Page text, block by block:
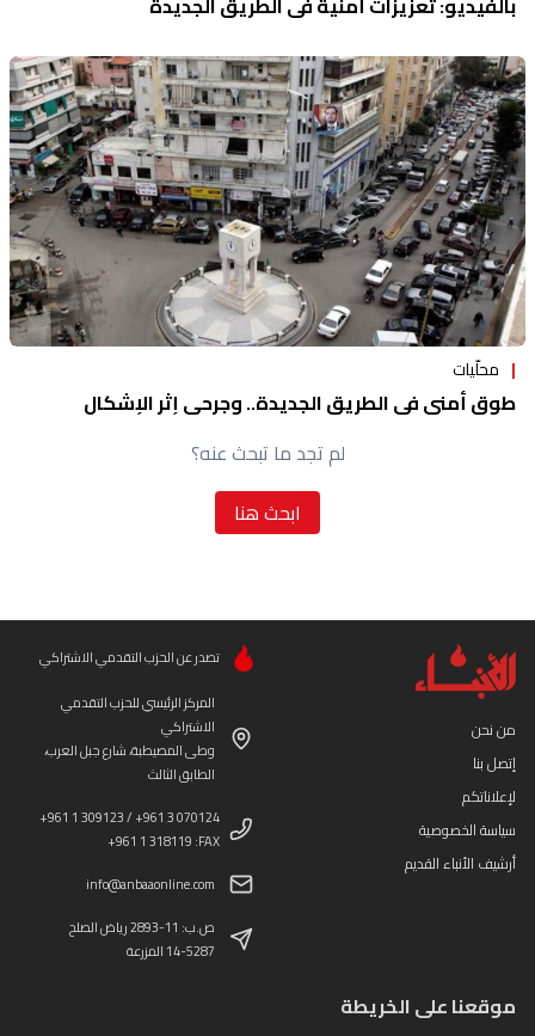
محلّيات
طوق أمني في الطريق الجديدة.. وجرحى إثر الإشكال
لم تجد ما تبحث عنه؟
ابحث هنا
من نحن
إتصل بنا
لإعلاناتكم
سياسة الخصوصية
أرشيف الأنباء القديم
تصدر عن الحزب التقدمي الاشتراكي
المركز الرئيسي للحزب التقدمي
الاشتراكي
وطى المصيطبة، شارع جبل العرب،
الطابق الثالث
+961 1 309123 / +961 3 070124
+961 1 318119 :FAX
info@anbaaonline.com
ص.ب: 11-2893 رياض الصلح
14-5287 المزرعة
موقعنا على الخريطة